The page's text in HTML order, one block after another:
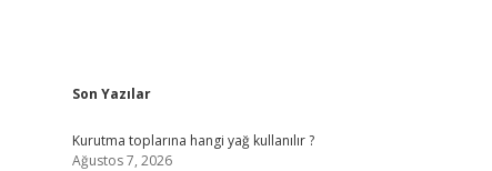
Sidebar
Son Yazılar
Kurutma toplarına hangi yağ kullanılır ?
Ağustos 7, 2026